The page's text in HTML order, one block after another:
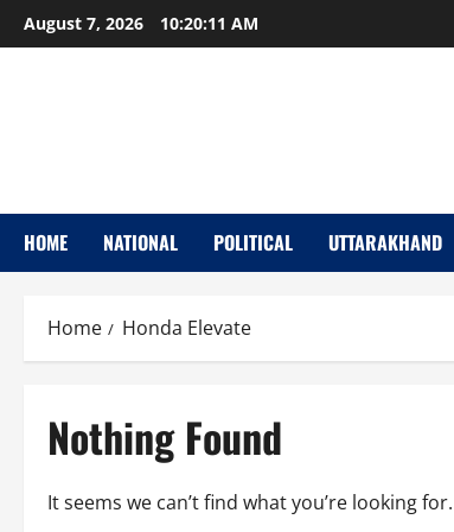
Skip
to
August 7, 2026 10:20:11 AM
HOME NATIONAL POLITICAL UTTARAKHAND
Home Honda Elevate
Nothing Found
It seems we can’t find what you’re looking